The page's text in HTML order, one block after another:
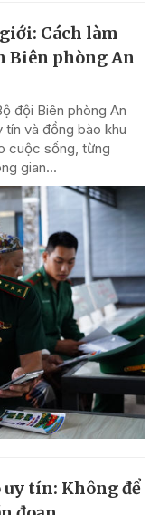
Cách làm
Biên phòng An
đội Biên phòng An
tín và đồng bào khu
cuộc sống, từng
gian...
tín: Không để